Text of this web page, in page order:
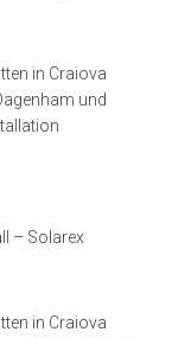
in Craiova
und
– Solarex
in Craiova